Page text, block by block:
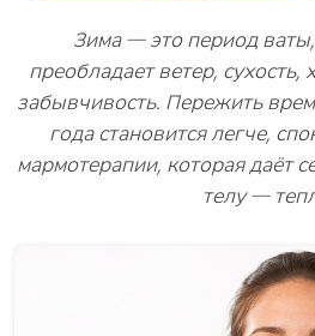
Зима — это период
преобладает ветер, сухость,
забывчивость. Пережить
года становится легче,
мармотерапии, которая даёт
телу —